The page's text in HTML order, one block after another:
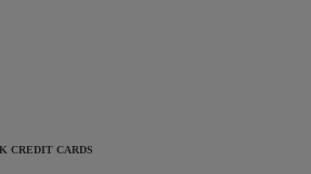
CREDIT CARDS